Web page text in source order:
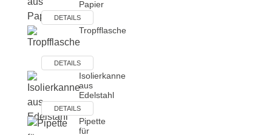
Papier
DETAILS
Tropfflasche
DETAILS
Isolierkanne
aus
Edelstahl
DETAILS
Pipette
für